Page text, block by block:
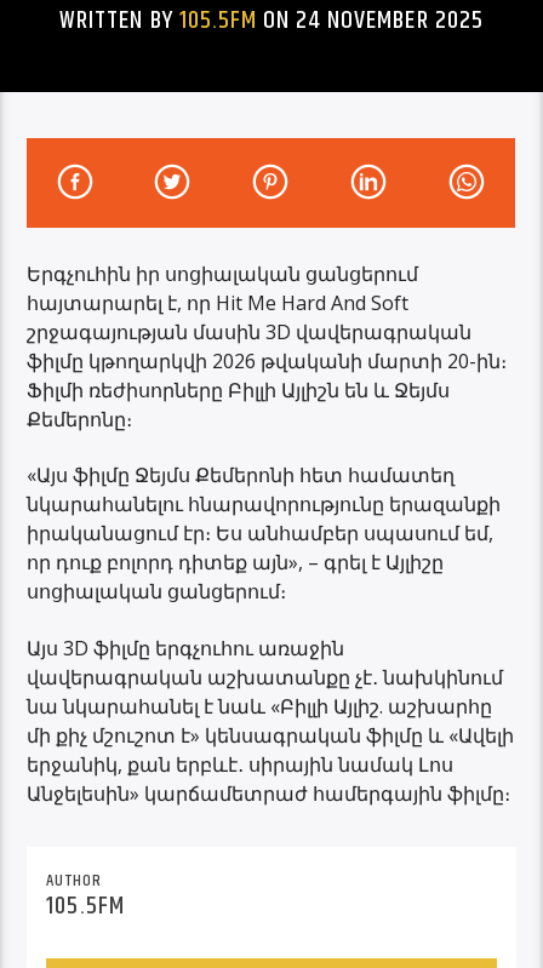
WRITTEN BY105.5FM ON 24 NOVEMBER 2025
Երգչուհին իր սոցիալական ցանցերում
հայտարարել է, որ Hit Me Hard And Soft
շրջագայության մասին 3D վավերագրական
ֆիլմը կթողարկվի 2026 թվականի մարտի 20-ին։
Ֆիլմի ռեժիսորները Բիլլի Այլիշն են և Ջեյմս
Քեմերոնը։
«Այս ֆիլմը Ջեյմս Քեմերոնի հետ համատեղ
նկարահանելու հնարավորությունը երազանքի
իրականացում էր։ Ես անհամբեր սպասում եմ,
որ դուք բոլորդ դիտեք այն», – գրել է Այլիշը
սոցիալական ցանցերում։
Այս 3D ֆիլմը երգչուհու առաջին
վավերագրական աշխատանքը չէ․ նախկինում
նա նկարահանել է նաև «Բիլլի Այլիշ. աշխարհը
մի քիչ մշուշոտ է» կենսագրական ֆիլմը և «Ավելի
երջանիկ, քան երբևէ․ սիրային նամակ Լոս
Անջելեսին» կարճամետրաժ համերգային ֆիլմը։
AUTHOR
105.5FM